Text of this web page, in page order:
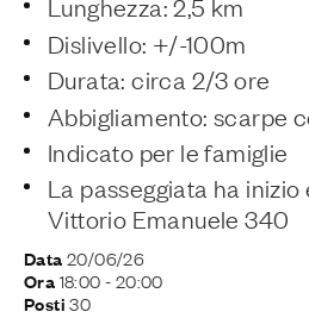
Lunghezza: 2,5 km
Dislivello: +/-100m
Durata: circa 2/3 ore
Abbigliamento: scarpe
Indicato per le famiglie
La passeggiata ha
Vittorio Emanuele 340
Data20/06/26
Ora18:00 - 20:00
Posti30